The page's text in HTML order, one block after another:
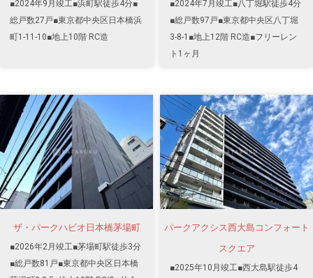
■2024年9月竣工■浜町駅徒歩4分■
総戸数27戸■東京都中央区日本橋浜
町1-11-10■地上10階 RC造
■2024年7月竣工■八丁堀駅徒歩4分
■総戸数97戸■東京都中央区八丁堀
3-8-1■地上12階 RC造■フリーレン
ト1ヶ月
ザ・パークハビオ日本橋茅場町
■2026年2月竣工■茅場町駅徒歩3分
■総戸数81戸■東京都中央区日本橋
パークアクシス西大島コンフォート
スクエア
■2025年10月竣工■西大島駅徒歩4